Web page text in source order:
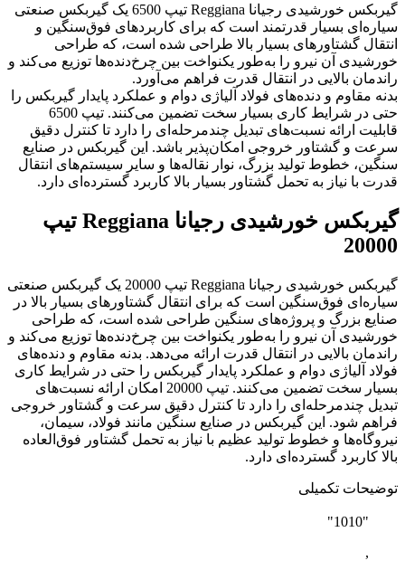
گیربکس خورشیدی رجیانا Reggiana تیپ 6500 یک گیربکس صنعتی
سیاره‌ای بسیار قدرتمند است که برای کاربردهای فوق‌سنگین و
انتقال گشتاورهای بسیار بالا طراحی شده است، که طراحی
خورشیدی آن نیرو را به‌طور یکنواخت بین چرخ‌دنده‌ها توزیع می‌کند و
راندمان بالایی در انتقال قدرت فراهم می‌آورد.
بدنه مقاوم و دنده‌های فولاد آلیاژی دوام و عملکرد پایدار گیربکس را
حتی در شرایط کاری بسیار سخت تضمین می‌کنند. تیپ 6500
قابلیت ارائه نسبت‌های تبدیل چندمرحله‌ای را دارد تا کنترل دقیق
سرعت و گشتاور خروجی امکان‌پذیر باشد. این گیربکس در صنایع
سنگین، خطوط تولید بزرگ، نوار نقاله‌ها و سایر سیستم‌های انتقال
قدرت با نیاز به تحمل گشتاور بسیار بالا کاربرد گسترده‌ای دارد.
گیربکس خورشیدی رجیانا Reggiana تیپ
20000
گیربکس خورشیدی رجیانا Reggiana تیپ 20000 یک گیربکس صنعتی
سیاره‌ای فوق‌سنگین است که برای انتقال گشتاورهای بسیار بالا در
صنایع بزرگ و پروژه‌های سنگین طراحی شده است، که طراحی
خورشیدی آن نیرو را به‌طور یکنواخت بین چرخ‌دنده‌ها توزیع می‌کند و
راندمان بالایی در انتقال قدرت ارائه می‌دهد. بدنه مقاوم و دنده‌های
فولاد آلیاژی دوام و عملکرد پایدار گیربکس را حتی در شرایط کاری
بسیار سخت تضمین می‌کنند. تیپ 20000 امکان ارائه نسبت‌های
تبدیل چندمرحله‌ای را دارد تا کنترل دقیق سرعت و گشتاور خروجی
فراهم شود. این گیربکس در صنایع سنگین مانند فولاد، سیمان،
نیروگاه‌ها و خطوط تولید عظیم با نیاز به تحمل گشتاور فوق‌العاده
بالا کاربرد گسترده‌ای دارد.
توضیحات تکمیلی
"1010"
,